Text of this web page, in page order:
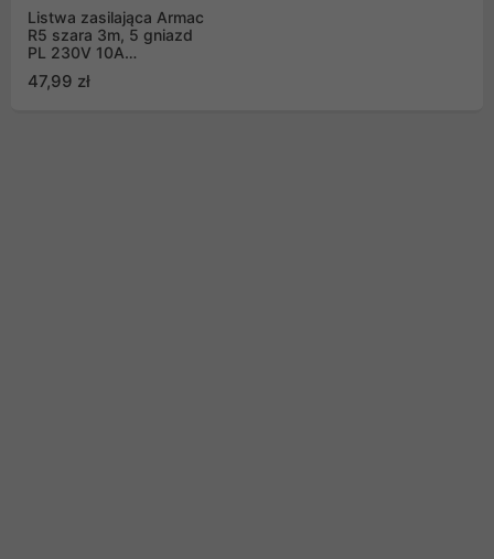
Listwa zasilająca Armac
R5 szara 3m, 5 gniazd
PL 230V 10A
47,99 zł